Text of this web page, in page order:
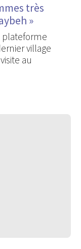
très
»
plateforme
village
au